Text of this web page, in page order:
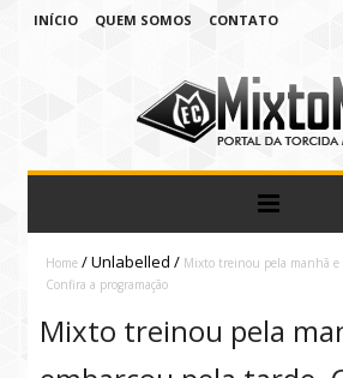
INÍCIO QUEM SOMOS CONTATO
Home /Unlabelled/ Mixto treinou pela manhã e
Confira a programação
Mixto treinou pela